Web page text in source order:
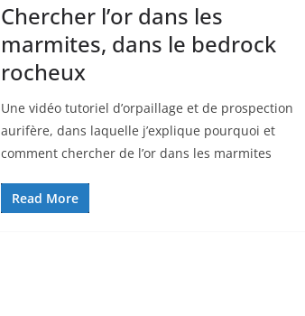
Chercher l’or dans les
marmites, dans le bedrock
rocheux
Une vidéo tutoriel d’orpaillage et de prospection
aurifère, dans laquelle j’explique pourquoi et
comment chercher de l’or dans les marmites
Read More